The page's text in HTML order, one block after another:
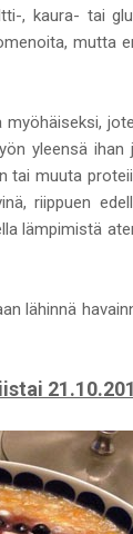
, kaura- tai
mutta
yleensä
tai muuta
riippuen
lämpimistä
lähinnä